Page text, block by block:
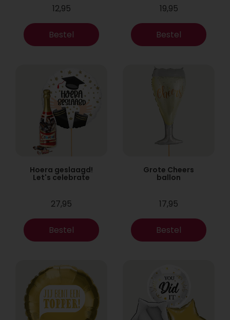
12,95
Bestel
19,95
Bestel
Hoera geslaagd!
Let's celebrate
27,95
Bestel
Grote Cheers
ballon
17,95
Bestel